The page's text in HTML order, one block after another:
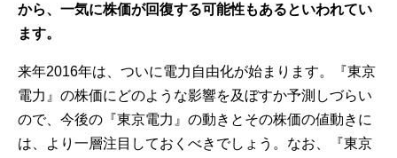
から、一気に株価が回復する可能性もあるといわれてい
ます。
来年2016年は、ついに電力自由化が始まります。『東京
電力』の株価にどのような影響を及ぼすか予測しづらい
ので、今後の『東京電力』の動きとその株価の値動きに
は、より一層注目しておくべきでしょう。なお、『東京